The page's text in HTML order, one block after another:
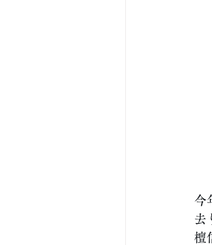
今
去
檀